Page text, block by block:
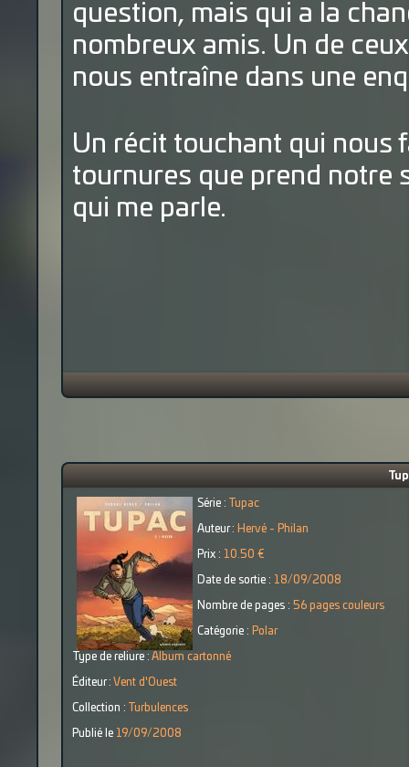
question, mais qui a la
nombreux amis. Un de
nous entraîne dans une
Un récit touchant qui nous
tournures que prend notre
qui me parle.
Série : Tupac
Auteur : Hervé - Philan
Prix : 10.50 €
Date de sortie : 18/09/2008
Nombre de pages : 56 pages couleurs
Catégorie : Polar
Type de reliure : Album cartonné
Éditeur : Vent d'Ouest
Collection : Turbulences
Publié le 19/09/2008